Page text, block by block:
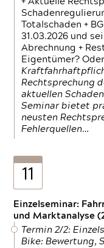
Totalschaden +
31.03.2026 und
Abrechnung +
Eigentümer?
Rechtsprechung
aktuellen
Seminar bietet
neusten
Fehlerquellen…
11
Einzelseminar:
und Marktanalyse
Termin 2/2:
Bike: Bewertung,